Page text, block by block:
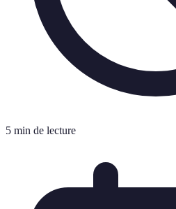
5 min de lecture